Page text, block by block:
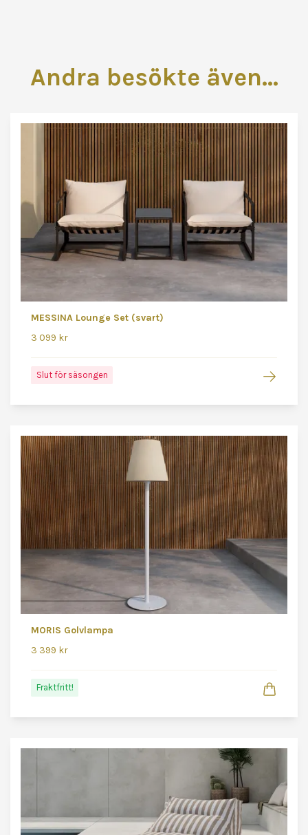
Andra besökte även...
MESSINA Lounge Set (svart)
3 099 kr
Slut för säsongen
MORIS Golvlampa
3 399 kr
Fraktfritt!